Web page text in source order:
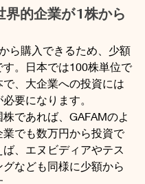
界的企業が1株から
ら購入できるため、少額
。日本では100株単位で
、大企業への投資には
要になります。
株であれば、GAFAMのよ
業でも数万円から投資で
ば、エヌビディアやテス
なども同様に少額から